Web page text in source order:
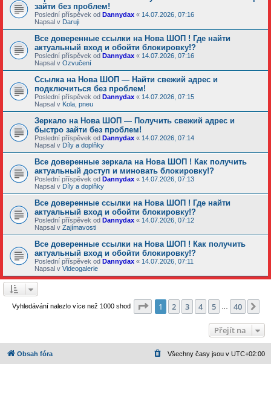
зайти без проблем!
Poslední příspěvek od Dannydax « 14.07.2026, 07:16
Napsal v Daruji
Все доверенные ссылки на Нова ШОП ! Где найти
актуальный вход и обойти блокировку!?
Poslední příspěvek od Dannydax « 14.07.2026, 07:16
Napsal v Ozvučení
Ссылка на Нова ШОП — Найти свежий адрес и
подключиться без проблем!
Poslední příspěvek od Dannydax « 14.07.2026, 07:15
Napsal v Kola, pneu
Зеркало на Нова ШОП — Получить свежий адрес и
быстро зайти без проблем!
Poslední příspěvek od Dannydax « 14.07.2026, 07:14
Napsal v Díly a doplňky
Все доверенные зеркала на Нова ШОП ! Как получить
актуальный доступ и миновать блокировку!?
Poslední příspěvek od Dannydax « 14.07.2026, 07:13
Napsal v Díly a doplňky
Все доверенные ссылки на Нова ШОП ! Где найти
актуальный вход и обойти блокировку!?
Poslední příspěvek od Dannydax « 14.07.2026, 07:12
Napsal v Zajímavosti
Все доверенные ссылки на Нова ШОП ! Как получить
актуальный вход и обойти блокировку!?
Poslední příspěvek od Dannydax « 14.07.2026, 07:11
Napsal v Videogalerie
Vyhledávání nalezlo více než 1000 shod Stránka z 40
1 2 3 4 5 40
Přejít na
Obsah fóra Všechny časy jsou v UTC+02:00